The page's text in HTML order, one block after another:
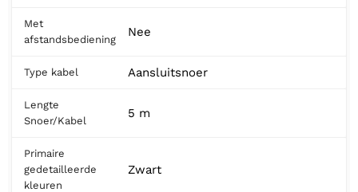
Met
afstandsbediening
Nee
Type kabel Aansluitsnoer
Lengte
Snoer/Kabel
5 m
Primaire
gedetailleerde
kleuren
Zwart